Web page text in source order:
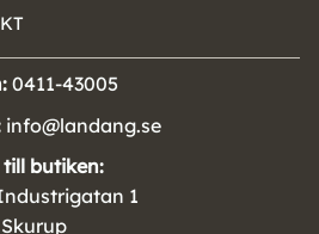
0411-43005
info@landang.se
till butiken:
1